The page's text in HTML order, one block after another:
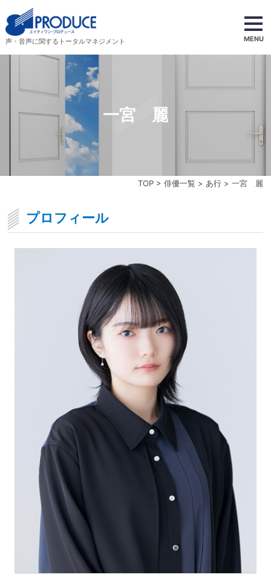
声・音声に関するトータルマネジメント MENU
TOP> 俳優一覧 > あ行> 一宮 麗
一宮 麗
プロフィール